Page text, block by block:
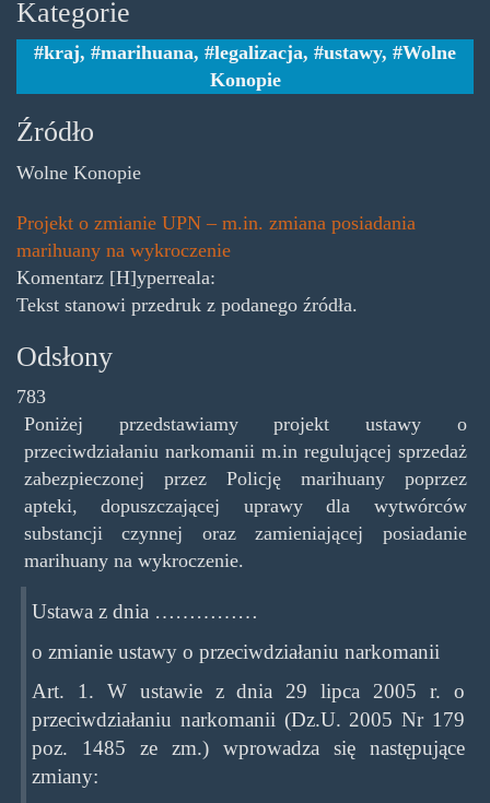
Kategorie
kraj, marihuana, legalizacja, ustawy,
Wolne
Konopie
Źródło
Wolne Konopie
Projekt o zmianie UPN – m.in. zmiana posiadania
marihuany na wykroczenie
Komentarz [H]yperreala:
Tekst stanowi przedruk z podanego źródła.
Odsłony
783
Poniżej przedstawiamy projekt ustawy o
przeciwdziałaniu narkomanii m.in regulującej sprzedaż
zabezpieczonej przez Policję marihuany poprzez
apteki, dopuszczającej uprawy dla wytwórców
substancji czynnej oraz zamieniającej posiadanie
marihuany na wykroczenie.
Ustawa z dnia ……………
o zmianie ustawy o przeciwdziałaniu narkomanii
Art. 1. W ustawie z dnia 29 lipca 2005 r. o
przeciwdziałaniu narkomanii (Dz.U. 2005 Nr 179
poz. 1485 ze zm.) wprowadza się następujące
zmiany: